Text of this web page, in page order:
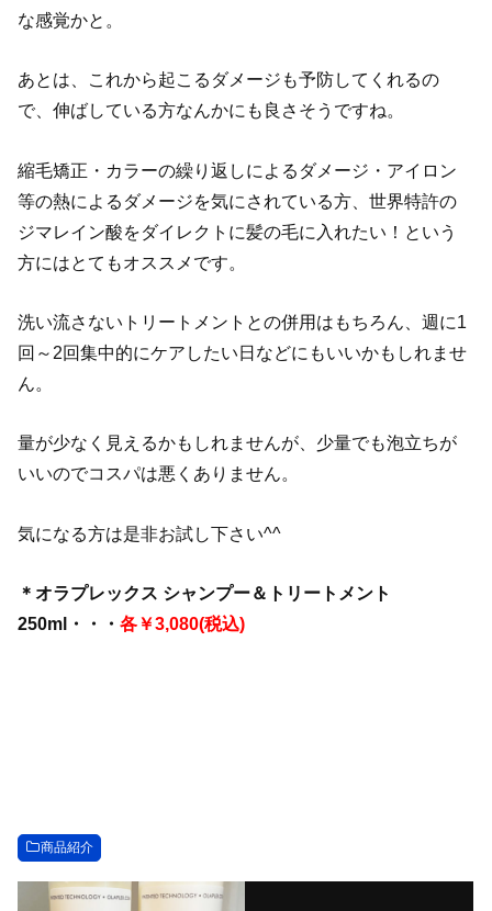
な感覚かと。
あとは、これから起こるダメージも予防してくれるの
で、伸ばしている方なんかにも良さそうですね。
縮毛矯正・カラーの繰り返しによるダメージ・アイロン
等の熱によるダメージを気にされている方、世界特許の
ジマレイン酸をダイレクトに髪の毛に入れたい！という
方にはとてもオススメです。
洗い流さないトリートメントとの併用はもちろん、週に1
回～2回集中的にケアしたい日などにもいいかもしれませ
ん。
量が少なく見えるかもしれませんが、少量でも泡立ちが
いいのでコスパは悪くありません。
気になる方は是非お試し下さい^^
＊オラプレックス シャンプー＆トリートメント
250ml・・・各￥3,080(税込)
商品紹介